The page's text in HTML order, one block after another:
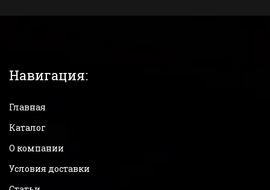
Навигация:
Главная
Каталог
О компании
Условия доставки